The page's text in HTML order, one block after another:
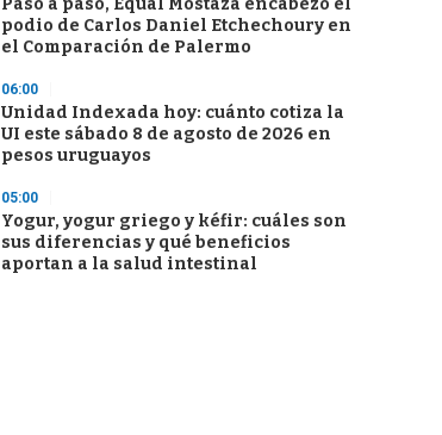
Paso a paso, Equal Mostaza encabezó el
podio de Carlos Daniel Etchechoury en
el Comparación de Palermo
06:00
Unidad Indexada hoy: cuánto cotiza la
UI este sábado 8 de agosto de 2026 en
pesos uruguayos
05:00
Yogur, yogur griego y kéfir: cuáles son
sus diferencias y qué beneficios
aportan a la salud intestinal